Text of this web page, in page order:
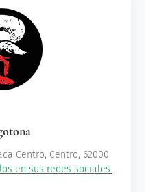
Centro, Centro, 62000
en sus redes sociales.